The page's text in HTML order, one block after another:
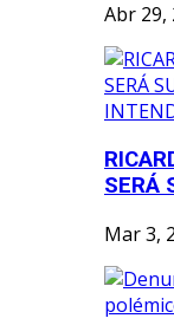
Abr 29,
SERÁ
Mar 3,